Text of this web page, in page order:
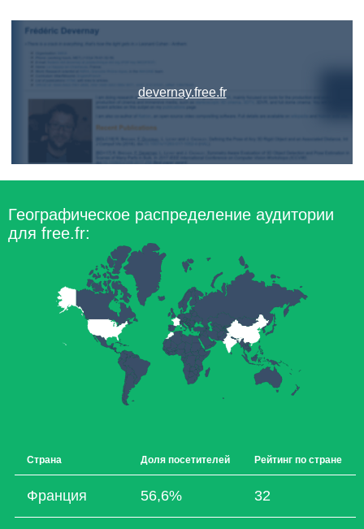
devernay.free.fr
Географическое распределение аудитории
для free.fr:
Страна Доля посетителей Рейтинг по стране
Франция 56,6% 32